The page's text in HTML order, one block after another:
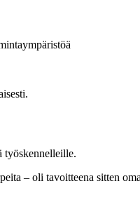
työskennelleille.
– oli tavoitteena sitten